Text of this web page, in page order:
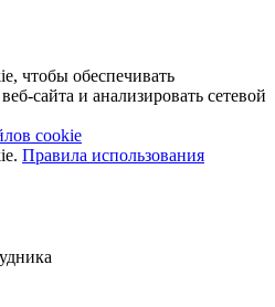
чтобы обеспечивать
сайта и анализировать сетевой
cookie
Правила использования